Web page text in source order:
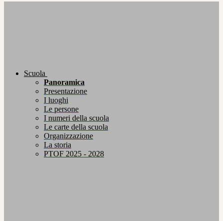
Scuola
Panoramica
Presentazione
I luoghi
Le persone
I numeri della scuola
Le carte della scuola
Organizzazione
La storia
PTOF 2025 - 2028